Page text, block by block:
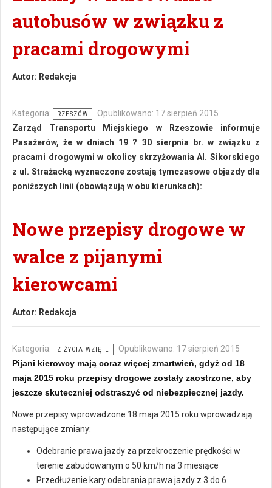
autobusów w związku z
pracami drogowymi
Autor: Redakcja
Kategoria: RZESZÓW
Opublikowano: 17 sierpień 2015
Zarząd Transportu Miejskiego w Rzeszowie informuje
Pasażerów, że w dniach 19 ? 30 sierpnia br. w związku z
pracami drogowymi w okolicy skrzyżowania Al. Sikorskiego
z ul. Strażacką wyznaczone zostają tymczasowe objazdy dla
poniższych linii (obowiązują w obu kierunkach):
Nowe przepisy drogowe w
walce z pijanymi
kierowcami
Autor: Redakcja
Kategoria: Z ŻYCIA WZIĘTE
Opublikowano: 17 sierpień 2015
Pijani kierowcy mają coraz więcej zmartwień, gdyż od 18
maja 2015 roku przepisy drogowe zostały zaostrzone, aby
jeszcze skuteczniej odstraszyć od niebezpiecznej jazdy.
Nowe przepisy wprowadzone 18 maja 2015 roku wprowadzają
następujące zmiany:
Odebranie prawa jazdy za przekroczenie prędkości w
terenie zabudowanym o 50 km/h na 3 miesiące
Przedłużenie kary odebrania prawa jazdy z 3 do 6